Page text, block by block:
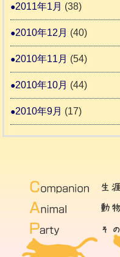
2011年1月 (38)
2010年12月 (40)
2010年11月 (54)
2010年10月 (44)
2010年9月 (17)